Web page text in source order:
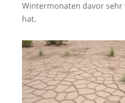
Wintermonaten davor sehr
hat.